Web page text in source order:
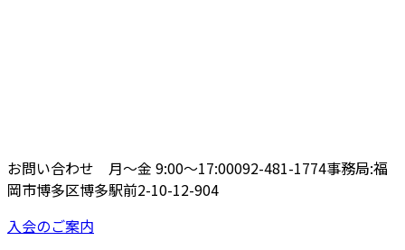
お問い合わせ 月〜金 9:00〜17:00092-481-1774事務局:福
岡市博多区博多駅前2-10-12-904
入会のご案内